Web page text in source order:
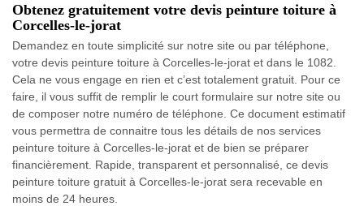
Obtenez gratuitement votre devis peinture toiture à
Corcelles-le-jorat
Demandez en toute simplicité sur notre site ou par téléphone,
votre devis peinture toiture à Corcelles-le-jorat et dans le 1082.
Cela ne vous engage en rien et c’est totalement gratuit. Pour ce
faire, il vous suffit de remplir le court formulaire sur notre site ou
de composer notre numéro de téléphone. Ce document estimatif
vous permettra de connaitre tous les détails de nos services
peinture toiture à Corcelles-le-jorat et de bien se préparer
financièrement. Rapide, transparent et personnalisé, ce devis
peinture toiture gratuit à Corcelles-le-jorat sera recevable en
moins de 24 heures.